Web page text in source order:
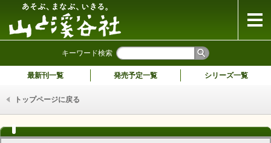
キーワード検索
最新刊一覧 発売予定一覧 シリーズ一覧
トップページに戻る